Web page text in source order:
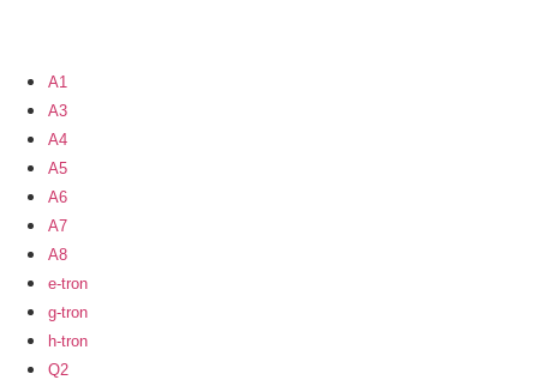
A1
A3
A4
A5
A6
A7
A8
e-tron
g-tron
h-tron
Q2